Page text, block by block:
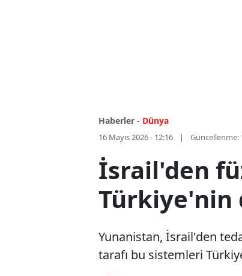
Haberler - Dünya
16 Mayıs 2026 - 12:16 Güncellenme:
İsrail'den
Türkiye'nin
Yunanistan, İsrail'den
tarafı bu sistemleri